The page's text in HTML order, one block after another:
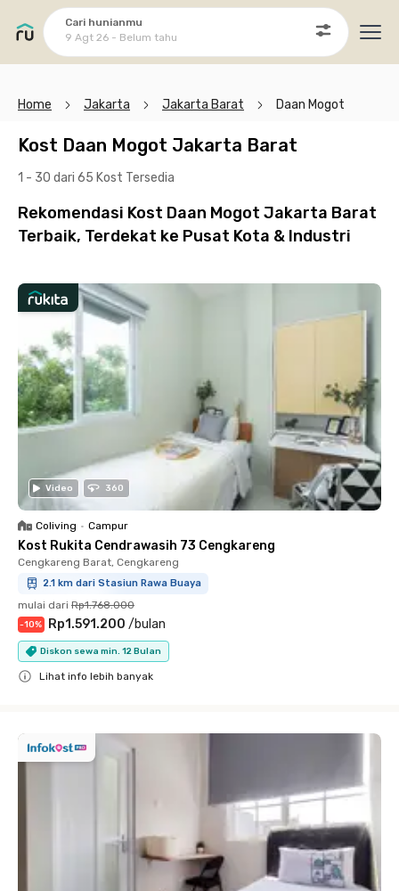
Cari hunianmu
9 Agt 26 - Belum tahu
Home Jakarta Jakarta Barat Daan Mogot
Kost Daan Mogot Jakarta Barat
1 - 30 dari 65 Kost Tersedia
Rekomendasi Kost Daan Mogot Jakarta Barat
Terbaik, Terdekat ke Pusat Kota & Industri
Video 360
Coliving • Campur
Kost Rukita Cendrawasih 73 Cengkareng
Cengkareng Barat, Cengkareng
2.1 km dari Stasiun Rawa Buaya
mulai dari Rp1.768.000
-10% Rp1.591.200 /bulan
Diskon sewa min. 12 Bulan
Lihat info lebih banyak